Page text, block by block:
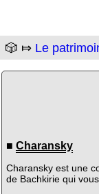
🎲 ⤇ Le
■ Charansky
Charansky est une
de Bachkirie qui